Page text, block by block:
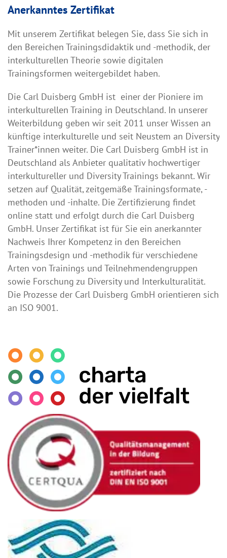
Anerkanntes Zertifikat
Mit unserem Zertifikat belegen Sie, dass Sie sich in
den Bereichen Trainingsdidaktik und -methodik, der
interkulturellen Theorie sowie digitalen
Trainingsformen weitergebildet haben.
Die Carl Duisberg GmbH ist einer der Pioniere im
interkulturellen Training in Deutschland. In unserer
Weiterbildung geben wir seit 2011 unser Wissen an
künftige interkulturelle und seit Neustem an Diversity
Trainer*innen weiter. Die Carl Duisberg GmbH ist in
Deutschland als Anbieter qualitativ hochwertiger
interkultureller und Diversity Trainings bekannt. Wir
setzen auf Qualität, zeitgemäße Trainingsformate, -
methoden und -inhalte. Die Zertifizierung findet
online statt und erfolgt durch die Carl Duisberg
GmbH. Unser Zertifikat ist für Sie ein anerkannter
Nachweis Ihrer Kompetenz in den Bereichen
Trainingsdesign und -methodik für verschiedene
Arten von Trainings und Teilnehmendengruppen
sowie Forschung zu Diversity und Interkulturalität.
Die Prozesse der Carl Duisberg GmbH orientieren sich
an ISO 9001.